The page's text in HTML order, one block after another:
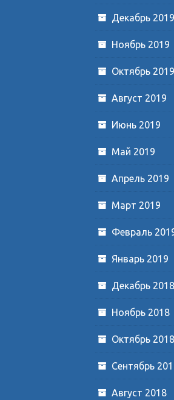
Декабрь 2019
Ноябрь 2019
Октябрь 2019
Август 2019
Июнь 2019
Май 2019
Апрель 2019
Март 2019
Февраль
Январь 2019
Декабрь 2018
Ноябрь 2018
Октябрь 2018
Сентябрь
Август 2018